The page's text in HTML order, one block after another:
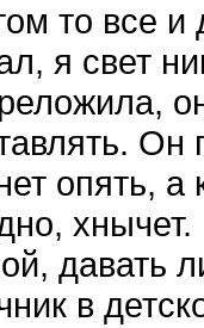
то все и
я свет
Он
опять,
давать
в